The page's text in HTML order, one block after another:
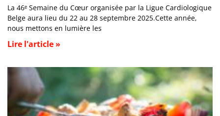
La 46ᵉ Semaine du Cœur organisée par la Ligue Cardiologique
Belge aura lieu du 22 au 28 septembre 2025.Cette année,
nous mettons en lumière les
Lire l'article »